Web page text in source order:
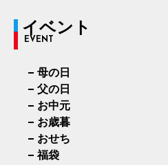
イベント
EVENT
母の日
父の日
お中元
お歳暮
おせち
福袋